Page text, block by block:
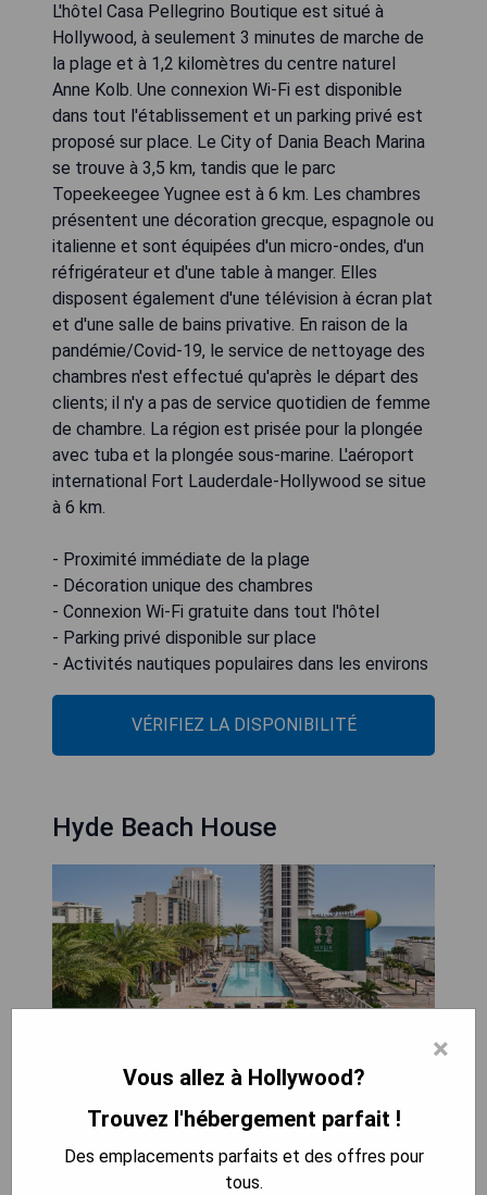
L'hôtel Casa Pellegrino Boutique est situé à
Hollywood, à seulement 3 minutes de marche de
la plage et à 1,2 kilomètres du centre naturel
Anne Kolb. Une connexion Wi-Fi est disponible
dans tout l'établissement et un parking privé est
proposé sur place. Le City of Dania Beach Marina
se trouve à 3,5 km, tandis que le parc
Topeekeegee Yugnee est à 6 km. Les chambres
présentent une décoration grecque, espagnole ou
italienne et sont équipées d'un micro-ondes, d'un
réfrigérateur et d'une table à manger. Elles
disposent également d'une télévision à écran plat
et d'une salle de bains privative. En raison de la
pandémie/Covid-19, le service de nettoyage des
chambres n'est effectué qu'après le départ des
clients; il n'y a pas de service quotidien de femme
de chambre. La région est prisée pour la plongée
avec tuba et la plongée sous-marine. L'aéroport
international Fort Lauderdale-Hollywood se situe
à 6 km.
- Proximité immédiate de la plage
- Décoration unique des chambres
- Connexion Wi-Fi gratuite dans tout l'hôtel
- Parking privé disponible sur place
- Activités nautiques populaires dans les environs
VÉRIFIEZ LA DISPONIBILITÉ
Hyde Beach House
Situé à Hollywood, à seulement 200 mètres de
North City Beach Park et de Hollywood Beach, le
×
Vous allez à Hollywood?
Trouvez l'hébergement parfait !
Des emplacements parfaits et des offres pour
tous.